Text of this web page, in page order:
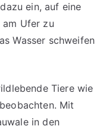
ein, auf eine
Ufer zu
Wasser schweifen
Tiere wie
Mit
in den